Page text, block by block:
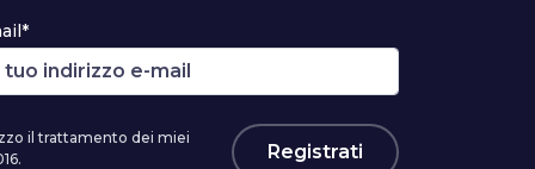
il trattamento dei miei
Registrati